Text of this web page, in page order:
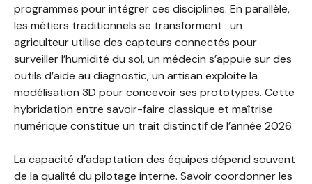
programmes pour intégrer ces disciplines. En parallèle,
les métiers traditionnels se transforment : un
agriculteur utilise des capteurs connectés pour
surveiller l’humidité du sol, un médecin s’appuie sur des
outils d’aide au diagnostic, un artisan exploite la
modélisation 3D pour concevoir ses prototypes. Cette
hybridation entre savoir-faire classique et maîtrise
numérique constitue un trait distinctif de l’année 2026.
La capacité d’adaptation des équipes dépend souvent
de la qualité du pilotage interne. Savoir coordonner les